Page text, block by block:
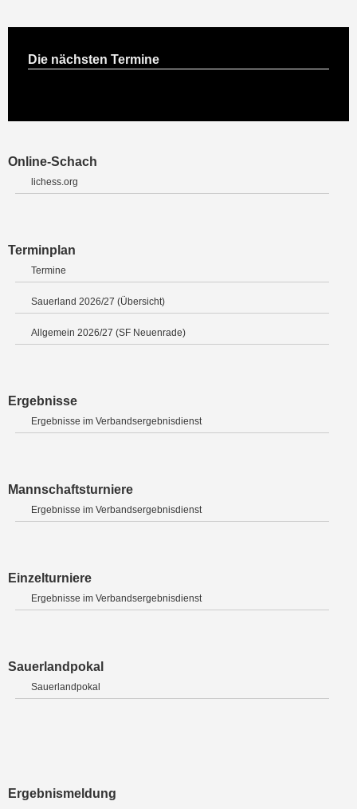
Die nächsten Termine
Online-Schach
lichess.org
Terminplan
Termine
Sauerland 2026/27 (Übersicht)
Allgemein 2026/27 (SF Neuenrade)
Ergebnisse
Ergebnisse im Verbandsergebnisdienst
Mannschaftsturniere
Ergebnisse im Verbandsergebnisdienst
Einzelturniere
Ergebnisse im Verbandsergebnisdienst
Sauerlandpokal
Sauerlandpokal
Ergebnismeldung